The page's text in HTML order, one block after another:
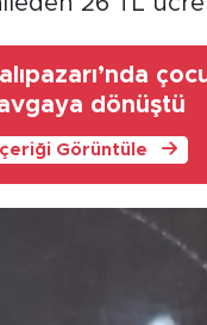
dönüştü
İçeriği Görüntüle